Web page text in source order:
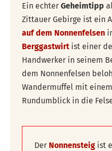
Ein echter Geheimtipp
Zittauer Gebirge ist ein
auf dem Nonnenfelsen
Berggastwirtist einer
Handwerker in seinem
dem Nonnenfelsen
Wandermuffel mit
Rundumblick in die
Der Nonnensteig ist